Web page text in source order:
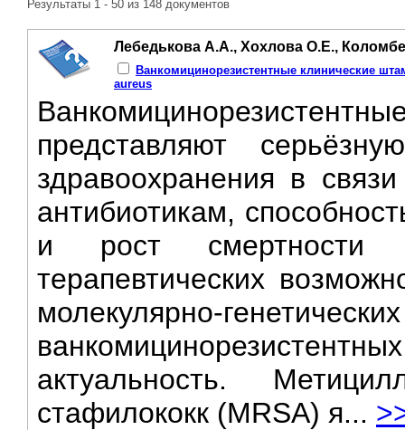
Результаты 1 - 50 из 148 документов
Лебедькова А.А., Хохлова О.Е.,
Ванкомицинорезистентные клинические
aureus
представляют
здравоохранения в
антибиотикам,
и рост смертности
терапевтических
молекулярно-
актуальность.
стафилококк (MRSA) я...